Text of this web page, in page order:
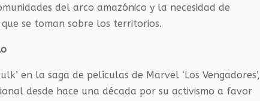
del arco amazónico y la necesidad de
se toman sobre los territorios.
en la saga de películas de Marvel ‘Los Vengadores’,
desde hace una década por su activismo a favor